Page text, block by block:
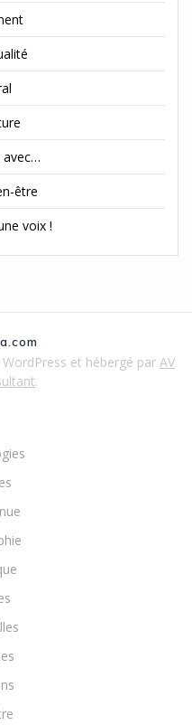
avec…
être
voix !
et hébergé par AV
.